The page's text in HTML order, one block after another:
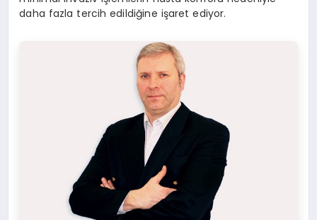
daha fazla tercih edildiğine işaret ediyor.